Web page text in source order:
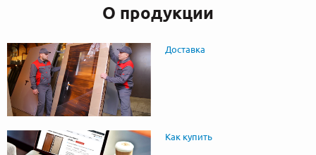
О продукции
Доставка
Как купить